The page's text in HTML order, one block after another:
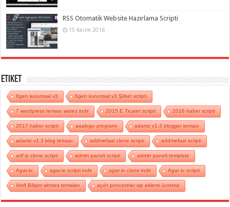
RSS Otomatik Website Hazırlama Scripti
15 Kasım 2016
Etiket
6gen kurumsal v3 6gen kurumsal v3 Şirket scripti
7 wordpress teması warez indir 2015 E Ticaret scripti 2016 haber scripti
2017 haber scripti aaalogo programı adamz v1.3 blogger teması
adamz v1.3 blog teması addmefast clone scripti addmefast scripti
adf.ly clone scripti admin paneli scripti admin paneli template
Agar-io agar.io scripti indir agar io clone indir Agar io scripti
Aktif Bilişim whmcs temaları açılır pencereler wp eklenti ücretsiz